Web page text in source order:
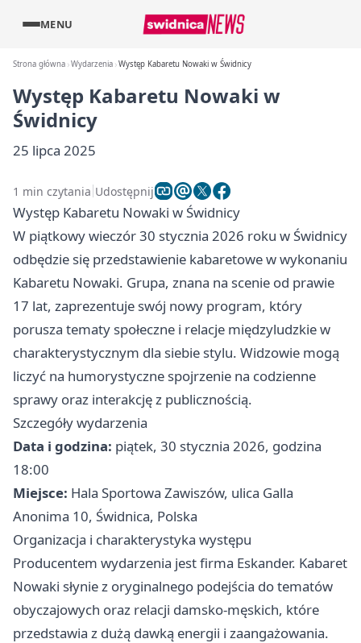
MENU
Strona główna Wydarzenia Występ Kabaretu Nowaki w Świdnicy
Występ Kabaretu Nowaki w
Świdnicy
25 lipca 2025
1 min czytania Udostępnij
Występ Kabaretu Nowaki w Świdnicy
W piątkowy wieczór 30 stycznia 2026 roku w Świdnicy
odbędzie się przedstawienie kabaretowe w wykonaniu
Kabaretu Nowaki. Grupa, znana na scenie od prawie
17 lat, zaprezentuje swój nowy program, który
porusza tematy społeczne i relacje międzyludzkie w
charakterystycznym dla siebie stylu. Widzowie mogą
liczyć na humorystyczne spojrzenie na codzienne
sprawy oraz interakcję z publicznością.
Szczegóły wydarzenia
Data i godzina: piątek, 30 stycznia 2026, godzina
18:00
Miejsce: Hala Sportowa Zawiszów, ulica Galla
Anonima 10, Świdnica, Polska
Organizacja i charakterystyka występu
Producentem wydarzenia jest firma Eskander. Kabaret
Nowaki słynie z oryginalnego podejścia do tematów
obyczajowych oraz relacji damsko-męskich, które
przedstawia z dużą dawką energii i zaangażowania.